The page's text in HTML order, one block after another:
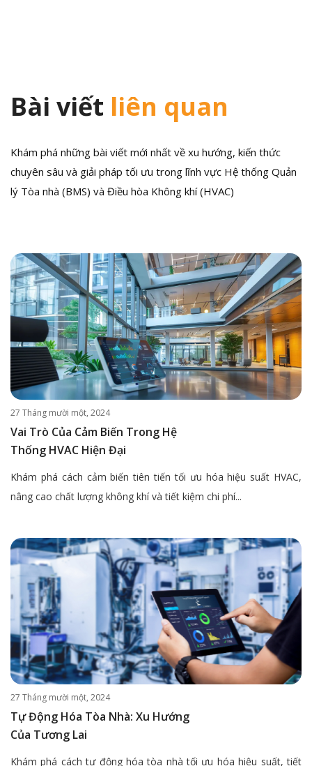
Bài viết liên quan
Khám phá những bài viết mới nhất về xu hướng, kiến thức
chuyên sâu và giải pháp tối ưu trong lĩnh vực Hệ thống Quản
lý Tòa nhà (BMS) và Điều hòa Không khí (HVAC)
27 Tháng mười một, 2024
Vai Trò Của Cảm Biến Trong Hệ
Thống HVAC Hiện Đại
Khám phá cách cảm biến tiên tiến tối ưu hóa hiệu suất HVAC,
nâng cao chất lượng không khí và tiết kiệm chi phí...
27 Tháng mười một, 2024
Tự Động Hóa Tòa Nhà: Xu Hướng
Của Tương Lai
Khám phá cách tự động hóa tòa nhà tối ưu hóa hiệu suất, tiết